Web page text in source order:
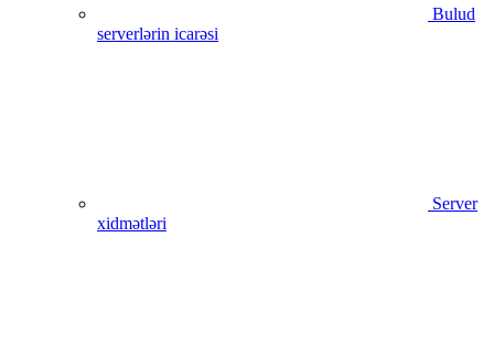
Bulud
serverlərin icarəsi
Server
xidmətləri